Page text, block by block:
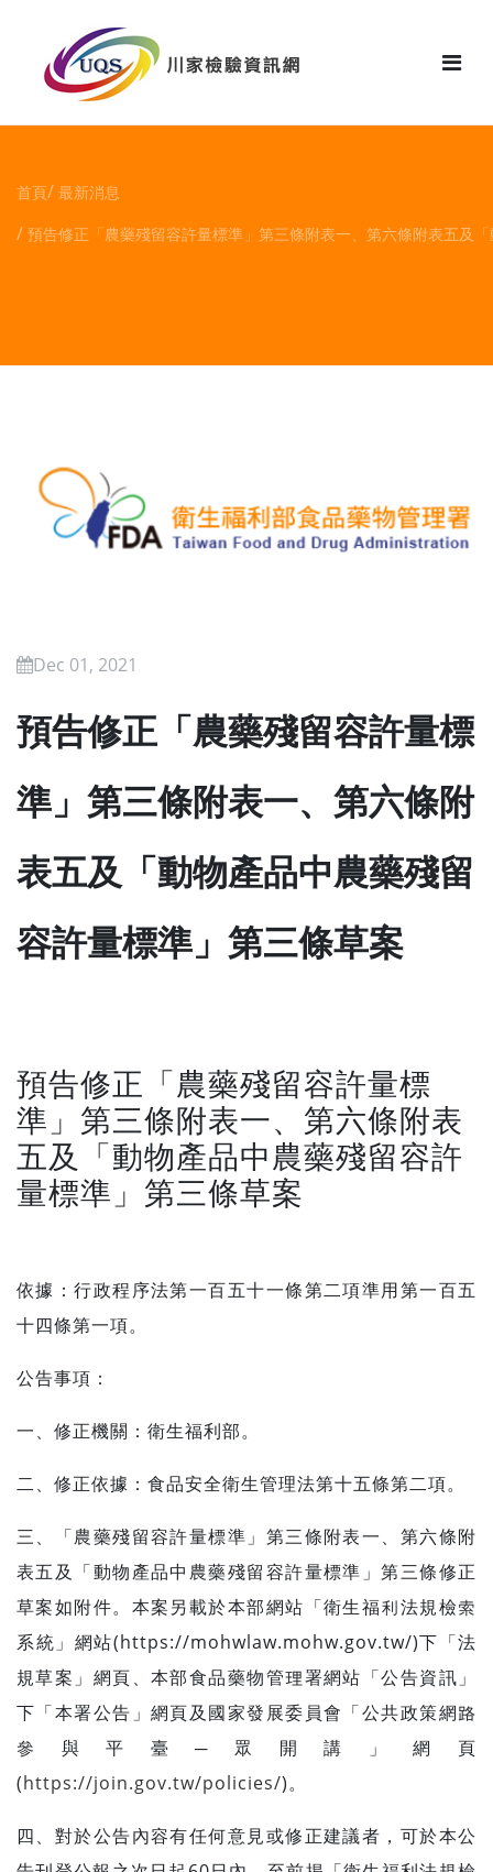
首頁 最新消息
預告修正「農藥殘留容許量標準」第三條附表一、第六條附表五及
Dec 01, 2021
預告修正「農藥殘留容許量標
準」第三條附表一、第六條附
表五及「動物產品中農藥殘留
容許量標準」第三條草案
預告修正「農藥殘留容許量標
準」第三條附表一、第六條附表
五及「動物產品中農藥殘留容許
量標準」第三條草案
依據：行政程序法第一百五十一條第二項準用第一百五
十四條第一項。
公告事項：
一、修正機關：衛生福利部。
二、修正依據：食品安全衛生管理法第十五條第二項。
三、「農藥殘留容許量標準」第三條附表一、第六條附
表五及「動物產品中農藥殘留容許量標準」第三條修正
草案如附件。本案另載於本部網站「衛生福利法規檢索
系統」網站(https://mohwlaw.mohw.gov.tw/)下「法
規草案」網頁、本部食品藥物管理署網站「公告資訊」
下「本署公告」網頁及國家發展委員會「公共政策網路
參與平臺─眾開講」網頁
(https://join.gov.tw/policies/)。
四、對於公告內容有任何意見或修正建議者，可於本公